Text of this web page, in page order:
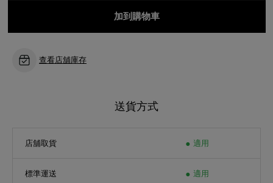
加到購物車
查看店舖庫存
送貨方式
店舖取貨 適用
標準運送 適用